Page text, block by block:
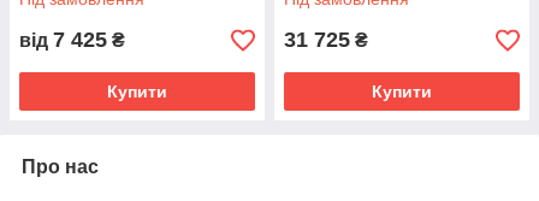
від 7 425 ₴
Купити
31 725 ₴
Купити
Про нас